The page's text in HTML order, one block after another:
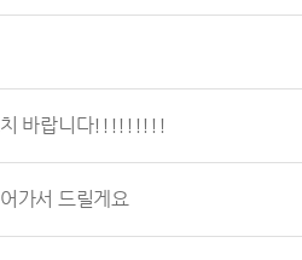
치 바랍니다!!!!!!!!!
가서 드릴게요